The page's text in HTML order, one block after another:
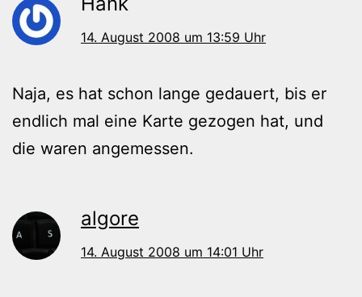
14. August 2008 um 13:59 Uhr
Naja, es hat schon lange gedauert, bis er
endlich mal eine Karte gezogen hat, und
die waren angemessen.
algore
14. August 2008 um 14:01 Uhr